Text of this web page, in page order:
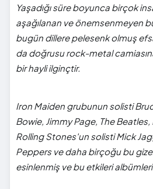
Yaşadığı süre boyunca birçok
aşağılanan ve önemsenmeyen
bugün dillere pelesenk olmuş
da doğrusu rock-metal
bir hayli ilginçtir.
Iron Maiden grubunun solisti
Bowie, Jimmy Page, The
Rolling Stones'un solisti Mick
Peppers ve daha birçoğu bu
esinlenmiş ve bu etkileri